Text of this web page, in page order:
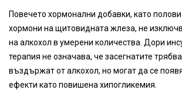
Повечето хормонални добавки, като
хормони на щитовидната жлеза, не
на алкохол в умерени количества. Дори
терапия не означава, че засегнатите
въздържат от алкохол, но могат да се
ефекти като повишена хипогликемия.